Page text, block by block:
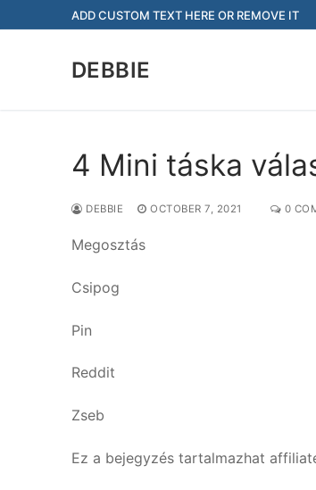
to
ADD CUSTOM TEXT HERE OR REMOVE IT
DEBBIE
4 Mini táska
DEBBIE OCTOBER 7, 2021 0
Megosztás
Csipog
Pin
Reddit
Zseb
Ez a bejegyzés tartalmazhat